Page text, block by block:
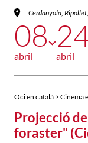
Cerdanyola,
08
abril abril
Oci en català > Cinema
Projecció
foraster"